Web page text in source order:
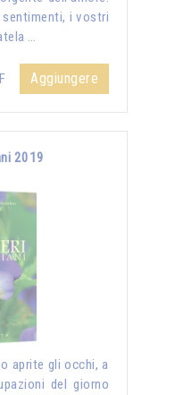
i vostri
…
Aggiungere
2019
aprite gli occhi, a
del giorno